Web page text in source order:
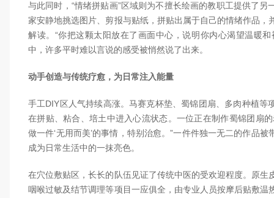
与此同时，“情绪拼贴画”区域则为不擅长绘画的教职工提供了另
家安静地挑选图片、剪报与贴纸，拼贴出属于自己的情绪作品，
解读。“你把这颗太阳放在了画面中心，说明你内心渴望温暖
中，许多平时难以言说的感受被悄然说了出来。
动手创造与传统疗愈，为日常注入能量
手工DIY区人气持续高涨。马赛克杯垫、蜀锦团扇、多肉种植等
在拼贴、粘合、培土中进入心流状态。一位正在制作蜀锦团扇
做一件‘无用而美’的事情，特别治愈。”一件件独一无二的作品
成为日常生活中的一抹亮色。
在穴位敷贴区，长长的队伍见证了传统中医的受欢迎程度。原生
咽喉过敏及结节调理等项目一应俱全，由专业人员按摩后贴敷温